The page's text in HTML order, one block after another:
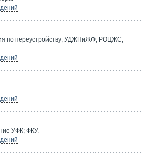
по переустройству; УДЖПиЖФ; РОЦЖС;
УФК; ФКУ.